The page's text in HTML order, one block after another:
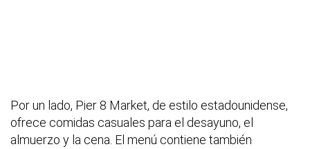
Por un lado, Pier 8 Market, de estilo estadounidense,
ofrece comidas casuales para el desayuno, el
almuerzo y la cena. El menú contiene también